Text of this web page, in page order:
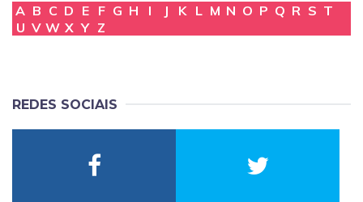
A B C D E F G H I J K L M N O P Q R S T
U V W X Y Z
REDES SOCIAIS